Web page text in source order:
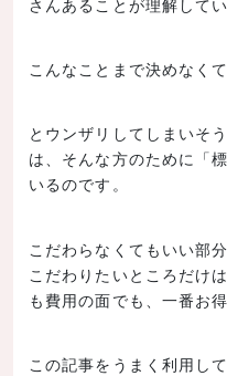
さんあることが理解して
こんなことまで決めなく
とウンザリしてしまいそ
は、そんな方のために「
いるのです。
こだわらなくてもいい部
こだわりたいところだけ
も費用の面でも、一番お
この記事をうまく利用し